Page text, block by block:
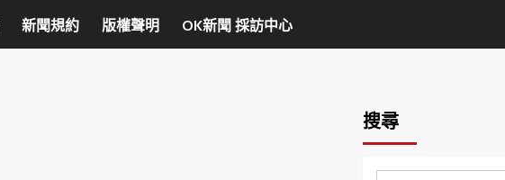
新聞規約 版權聲明 OK新聞 採訪中心
搜尋